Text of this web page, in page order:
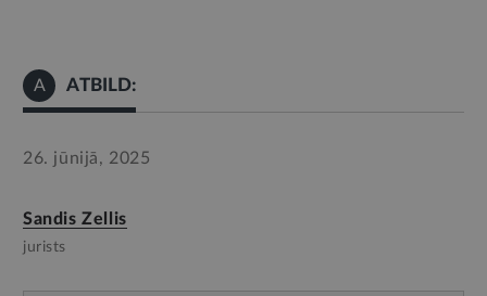
A ATBILD:
26. jūnijā, 2025
Sandis Zellis
jurists